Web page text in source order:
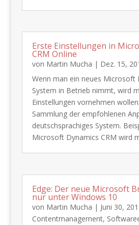
Erste Einstellungen in
CRM Online
von Martin Mucha | Dez. 15,
​Wenn man ein neues Microsoft
System in Betrieb nimmt, wird
Einstellungen vornehmen
Sammlung der empfohlenen
deutschsprachiges System.
Microsoft Dynamics CRM wird
Edge: Der neue Microsoft
nur unter Windows 10
von Martin Mucha | Juni 30,
Contentmanagement,